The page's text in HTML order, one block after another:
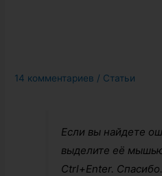
14 комментариев / Статьи
Если вы найдете
выделите её
Ctrl+Enter. Спасибо.